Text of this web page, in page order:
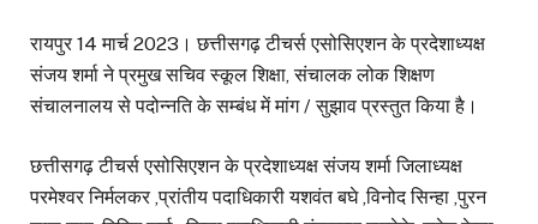
रायपुर 14 मार्च 2023। छत्तीसगढ़ टीचर्स एसोसिएशन के प्रदेशाध्यक्ष
संजय शर्मा ने प्रमुख सचिव स्कूल शिक्षा, संचालक लोक शिक्षण
संचालनालय से पदोन्नति के सम्बंध में मांग / सुझाव प्रस्तुत किया है।
छत्तीसगढ़ टीचर्स एसोसिएशन के प्रदेशाध्यक्ष संजय शर्मा जिलाध्यक्ष
परमेश्वर निर्मलकर ,प्रांतीय पदाधिकारी यशवंत बघे ,विनोद सिन्हा ,पुरन